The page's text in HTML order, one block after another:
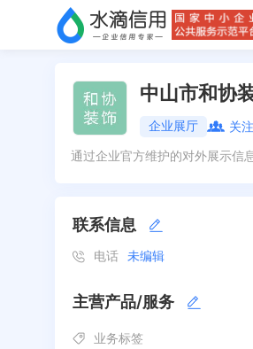
中山市和协
企业展厅 关
通过企业官方维护的对外展示信
联系信息
电话 未编辑
主营产品/服务
业务标签